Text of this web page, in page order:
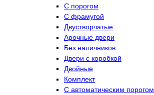
С порогом
С фрамугой
Двустворчатые
Арочные двери
Без наличников
Двери с коробкой
Двойные
Комплект
С автоматическим порогом